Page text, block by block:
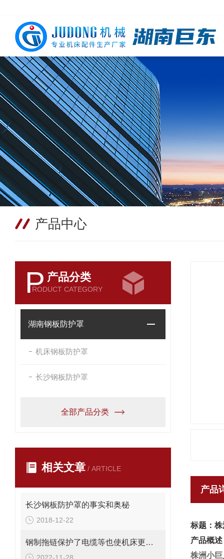
产品中心
P 产品分类
RODUCT CATEGORY
湖南钢板防护罩
机床钢板防护罩
长沙钢板防护罩
全部产品分类
相关文章 / ARTICLE
长沙钢板防护罩的事实和奥秘
2018-12-22
钢制拖链保护了电缆等也使机床更美观
产品
标题：
产品概述
株洲小